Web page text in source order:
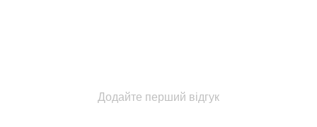
Додайте перший відгук